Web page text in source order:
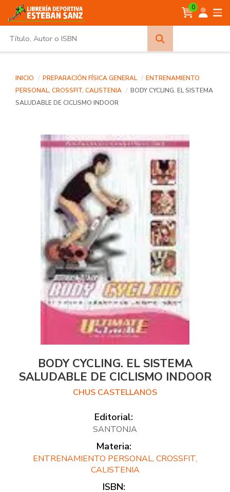
0
INICIO PREPARACIÓN FÍSICA GENERAL
ENTRENAMIENTO
PERSONAL, CROSSFIT, CALISTENIA
BODY CYCLING. EL SISTEMA
SALUDABLE DE CICLISMO INDOOR
BODY CYCLING. EL SISTEMA
SALUDABLE DE CICLISMO INDOOR
CHUS CASTELLANOS
Editorial:
SANTONJA
Materia:
ENTRENAMIENTO PERSONAL, CROSSFIT,
CALISTENIA
ISBN: